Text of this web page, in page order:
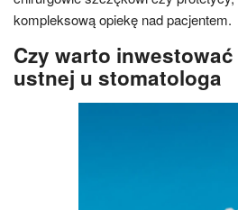
kompleksową opiekę nad pacjentem.
Czy warto
ustnej u stomatologa